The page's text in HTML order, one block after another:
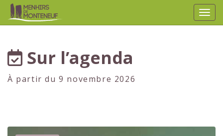
Sur l’agenda
À partir du 9 novembre 2026